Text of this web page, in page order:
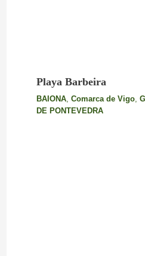
Playa Barbeira
BAIONA, Comarca de Vigo,
DE PONTEVEDRA